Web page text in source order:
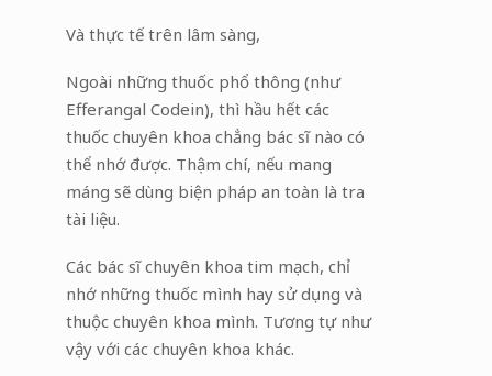
Và thực tế trên lâm sàng,
Ngoài những thuốc phổ thông (như
Efferangal Codein), thì hầu hết các
thuốc chuyên khoa chẳng bác sĩ nào có
thể nhớ được. Thậm chí, nếu mang
máng sẽ dùng biện pháp an toàn là tra
tài liệu.
Các bác sĩ chuyên khoa tim mạch, chỉ
nhớ những thuốc mình hay sử dụng và
thuộc chuyên khoa mình. Tương tự như
vậy với các chuyên khoa khác.